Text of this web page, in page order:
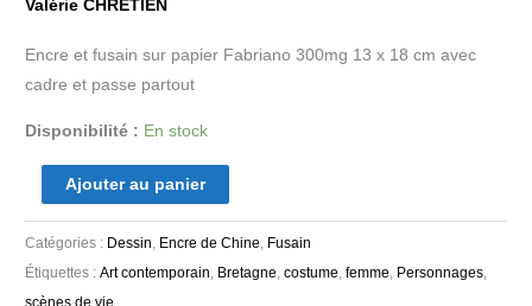
Valérie CHRETIEN
Encre et fusain sur papier Fabriano 300mg 13 x 18 cm avec
cadre et passe partout
Disponibilité : En stock
Ajouter au panier
Catégories : Dessin, Encre de Chine, Fusain
Étiquettes :Art contemporain, Bretagne,costume,femme, Personnages,
scènes de vie